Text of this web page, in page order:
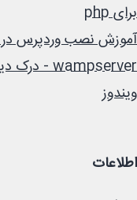
برای php
آموزش نصب وردپرس در
wampserver - درک دیجیتالی
ویندوز
اطلاعات